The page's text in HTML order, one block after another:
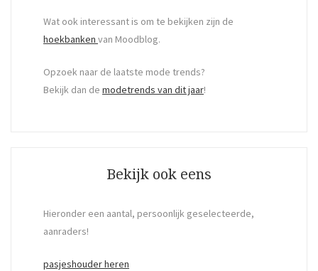
Wat ook interessant is om te bekijken zijn de
hoekbanken van Moodblog.
Opzoek naar de laatste mode trends?
Bekijk dan de modetrends van dit jaar!
Bekijk ook eens
Hieronder een aantal, persoonlijk geselecteerde,
aanraders!
pasjeshouder heren